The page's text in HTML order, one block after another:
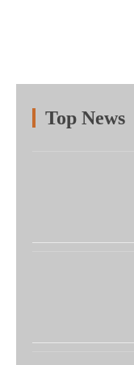
Top News